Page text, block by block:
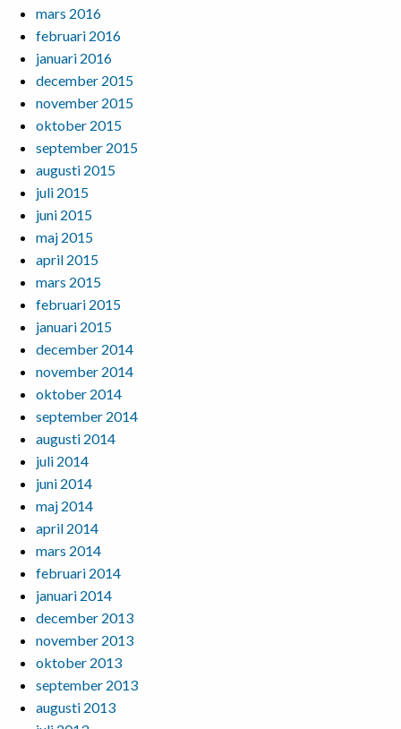
mars 2016
februari 2016
januari 2016
december 2015
november 2015
oktober 2015
september 2015
augusti 2015
juli 2015
juni 2015
maj 2015
april 2015
mars 2015
februari 2015
januari 2015
december 2014
november 2014
oktober 2014
september 2014
augusti 2014
juli 2014
juni 2014
maj 2014
april 2014
mars 2014
februari 2014
januari 2014
december 2013
november 2013
oktober 2013
september 2013
augusti 2013